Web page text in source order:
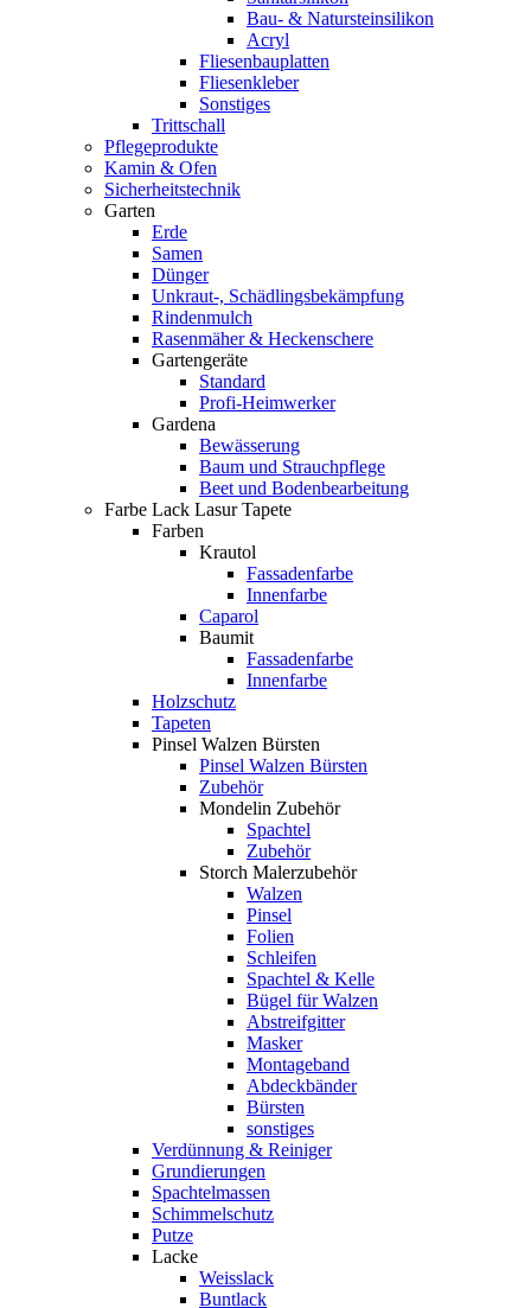
Bau- & Natursteinsilikon
Acryl
Fliesenbauplatten
Fliesenkleber
Sonstiges
Trittschall
Pflegeprodukte
Kamin & Ofen
Sicherheitstechnik
Garten
Erde
Samen
Dünger
Unkraut-, Schädlingsbekämpfung
Rindenmulch
Rasenmäher & Heckenschere
Gartengeräte
Standard
Profi-Heimwerker
Gardena
Bewässerung
Baum und Strauchpflege
Beet und Bodenbearbeitung
Farbe Lack Lasur Tapete
Farben
Krautol
Fassadenfarbe
Innenfarbe
Caparol
Baumit
Fassadenfarbe
Innenfarbe
Holzschutz
Tapeten
Pinsel Walzen Bürsten
Pinsel Walzen Bürsten
Zubehör
Mondelin Zubehör
Spachtel
Zubehör
Storch Malerzubehör
Walzen
Pinsel
Folien
Schleifen
Spachtel & Kelle
Bügel für Walzen
Abstreifgitter
Masker
Montageband
Abdeckbänder
Bürsten
sonstiges
Verdünnung & Reiniger
Grundierungen
Spachtelmassen
Schimmelschutz
Putze
Lacke
Weisslack
Buntlack